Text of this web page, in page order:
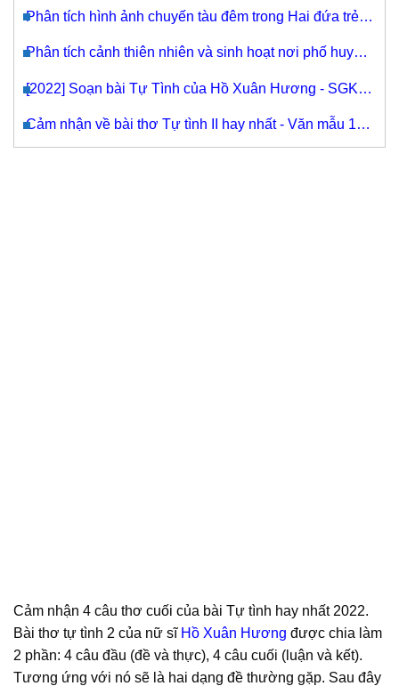
Phân tích hình ảnh chuyến tàu đêm trong Hai đứa trẻ -
Phân tích cảnh thiên nhiên và sinh hoạt nơi phố huyện
[2022] Soạn bài Tự Tình của Hồ Xuân Hương - SGK
Cảm nhận về bài thơ Tự tình II hay nhất - Văn mẫu 11
hay
Cảm nhận 4 câu thơ cuối của bài Tự tình hay nhất 2022.
Bài thơ tự tình 2 của nữ sĩ Hồ Xuân Hương được chia làm
2 phần: 4 câu đầu (đề và thực), 4 câu cuối (luận và kết).
Tương ứng với nó sẽ là hai dạng đề thường gặp. Sau đây